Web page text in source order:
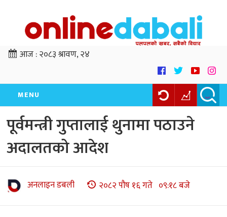
आज :२०८३ श्रावण, २४
MENU
पूर्वमन्त्री गुप्तालाई थुनामा पठाउने
अदालतको आदेश
अनलाइन डबली २०८२ पौष १६ गते ०९:१८ बजे